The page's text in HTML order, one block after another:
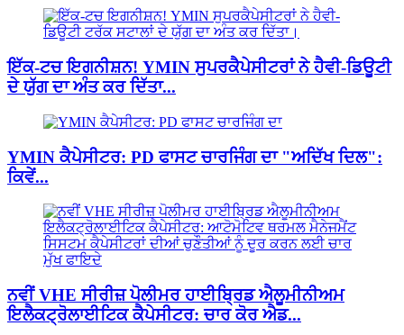
ਇੱਕ-ਟਚ ਇਗਨੀਸ਼ਨ! YMIN ਸੁਪਰਕੈਪੇਸੀਟਰਾਂ ਨੇ ਹੈਵੀ-ਡਿਊਟੀ
ਦੇ ਯੁੱਗ ਦਾ ਅੰਤ ਕਰ ਦਿੱਤਾ...
YMIN ਕੈਪੇਸੀਟਰ: PD ਫਾਸਟ ਚਾਰਜਿੰਗ ਦਾ "ਅਦਿੱਖ ਦਿਲ":
ਕਿਵੇਂ...
ਨਵੀਂ VHE ਸੀਰੀਜ਼ ਪੋਲੀਮਰ ਹਾਈਬ੍ਰਿਡ ਐਲੂਮੀਨੀਅਮ
ਇਲੈਕਟ੍ਰੋਲਾਈਟਿਕ ਕੈਪੇਸੀਟਰ: ਚਾਰ ਕੋਰ ਐਡ...